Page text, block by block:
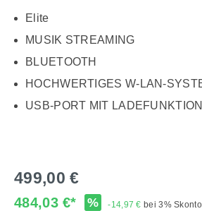
Elite
MUSIK STREAMING
BLUETOOTH
HOCHWERTIGES W-LAN-
USB-PORT MIT LADEFUNKTION
499,00 €
484,03 €* % -14,97 € bei 3%